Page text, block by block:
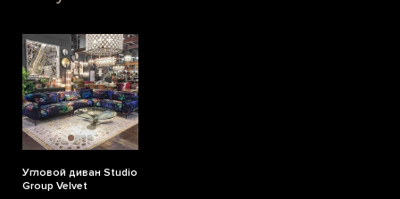
Угловой диван Studio
Group Velvet